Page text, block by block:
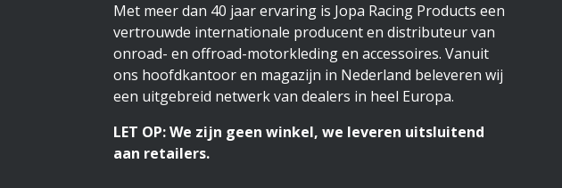
Met meer dan 40 jaar ervaring is Jopa Racing Products een
vertrouwde internationale producent en distributeur van
onroad- en offroad-motorkleding en accessoires. Vanuit
ons hoofdkantoor en magazijn in Nederland beleveren wij
een uitgebreid netwerk van dealers in heel Europa.
LET OP: We zijn geen winkel, we leveren uitsluitend
aan retailers.